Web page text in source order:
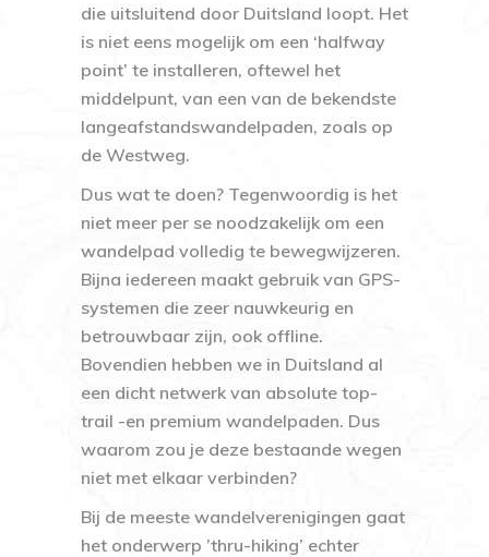
die uitsluitend door Duitsland loopt. Het
is niet eens mogelijk om een ‘halfway
point’ te installeren, oftewel het
middelpunt, van een van de bekendste
langeafstandswandelpaden, zoals op
de Westweg.
Dus wat te doen? Tegenwoordig is het
niet meer per se noodzakelijk om een
wandelpad volledig te bewegwijzeren.
Bijna iedereen maakt gebruik van GPS-
systemen die zeer nauwkeurig en
betrouwbaar zijn, ook offline.
Bovendien hebben we in Duitsland al
een dicht netwerk van absolute top-
trail -en premium wandelpaden. Dus
waarom zou je deze bestaande wegen
niet met elkaar verbinden?
Bij de meeste wandelverenigingen gaat
het onderwerp ’thru-hiking’ echter